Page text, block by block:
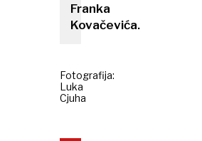
Franka
Kovačevića.
Fotografija:
Luka
Cjuha